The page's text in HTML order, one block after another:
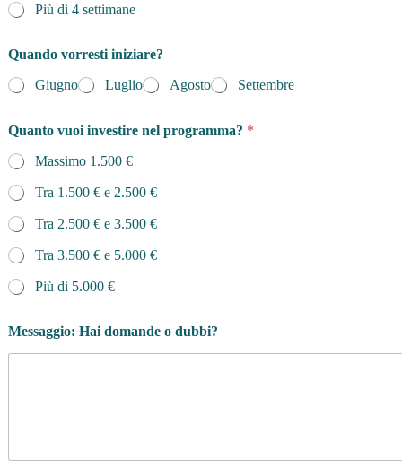
Più di 4 settimane
Quando vorresti iniziare?
Giugno
Luglio Agosto Settembre
Quanto vuoi investire nel programma? *
Massimo 1.500 €
Tra 1.500 € e 2.500 €
Tra 2.500 € e 3.500 €
Tra 3.500 € e 5.000 €
Più di 5.000 €
Messaggio: Hai domande o dubbi?